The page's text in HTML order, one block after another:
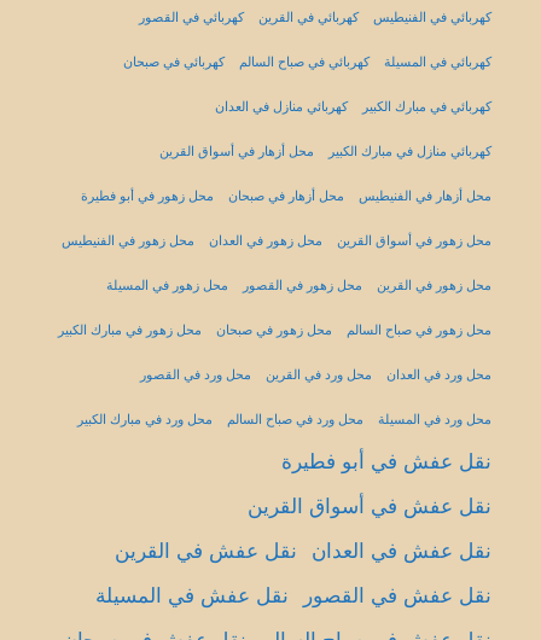
كهربائي في الفنيطيس كهربائي في القرين كهربائي في القصور
كهربائي في المسيلة كهربائي في صباح السالم كهربائي في صبحان
كهربائي في مبارك الكبير كهربائي منازل في العدان
كهربائي منازل في مبارك الكبير محل أزهار في أسواق القرين
محل أزهار في الفنيطيس محل أزهار في صبحان محل زهور في أبو فطيرة
محل زهور في أسواق القرين محل زهور في العدان محل زهور في الفنيطيس
محل زهور في القرين محل زهور في القصور محل زهور في المسيلة
محل زهور في صباح السالم محل زهور في صبحان محل زهور في مبارك الكبير
محل ورد في العدان محل ورد في القرين محل ورد في القصور
محل ورد في المسيلة محل ورد في صباح السالم محل ورد في مبارك الكبير
نقل عفش في أبو فطيرة
نقل عفش في أسواق القرين
نقل عفش في العدان
نقل عفش في القرين
نقل عفش في القصور
نقل عفش في المسيلة